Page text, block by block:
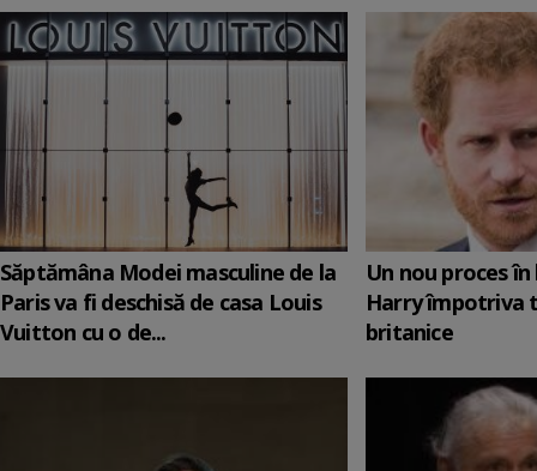
Săptămâna Modei masculine de la
Paris va fi deschisă de casa Louis
Vuitton cu o de...
Un nou proces
Harry împotriva
britanice